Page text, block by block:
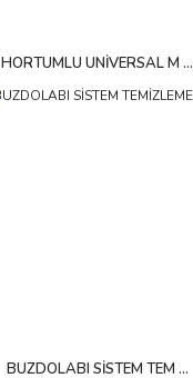
HORTUMLU UNİVERSAL M ...
BUZDOLABI SİSTEM TEM ...